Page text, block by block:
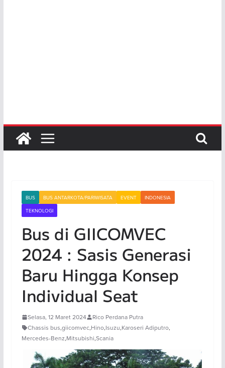
BUS BUS ANTARKOTA/PARIWISATA EVENT
INDONESIA
TEKNOLOGI
Bus di GIICOMVEC
2024 : Sasis Generasi
Baru Hingga Konsep
Individual Seat
Selasa, 12 Maret 2024
Rico Perdana Putra
Chassis bus,giicomvec,Hino,Isuzu,Karoseri Adiputro,
Mercedes-Benz,Mitsubishi,Scania